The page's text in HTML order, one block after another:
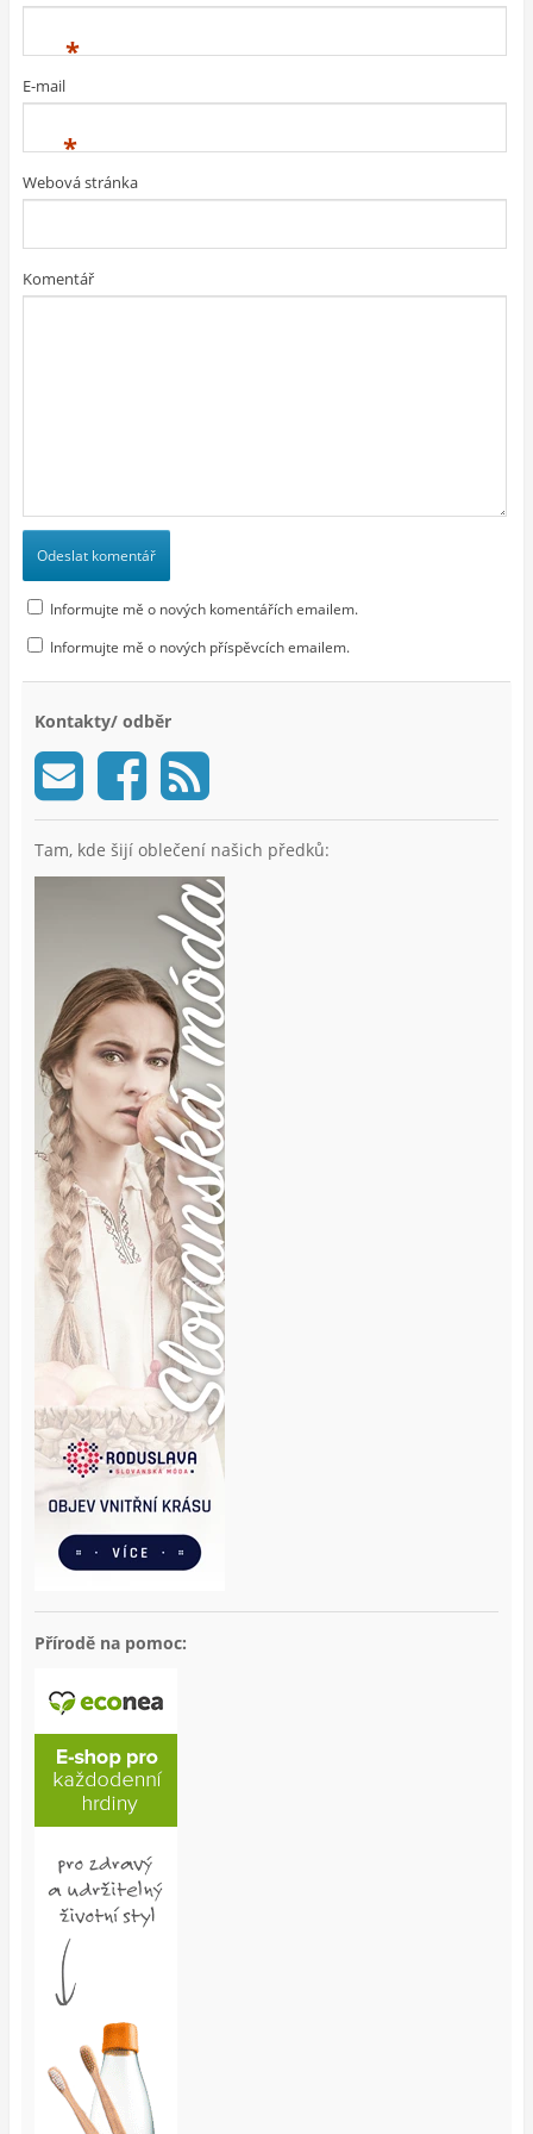
*
E-mail
*
Webová stránka
Komentář
Informujte mě o nových komentářích emailem.
Informujte mě o nových příspěvcích emailem.
Kontakty/ odběr
Tam, kde šijí oblečení našich předků:
Přírodě na pomoc: